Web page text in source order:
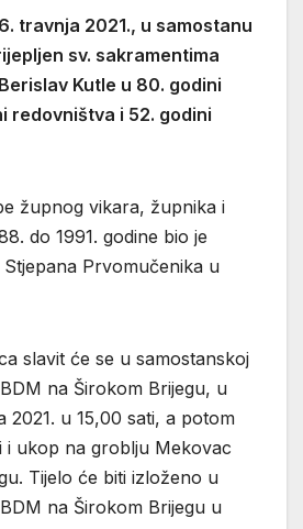
travnja 2021., u samostanu
sv. sakramentima
Kutle u 80. godini
redovništva i 52. godini
župnog vikara, župnika i
do 1991. godine bio je
Prvomučenika u
slavit će se u samostanskoj
na Širokom Brijegu, u
2021. u 15,00 sati, a potom
i ukop na groblju Mekovac
Tijelo će biti izloženo u
na Širokom Brijegu u